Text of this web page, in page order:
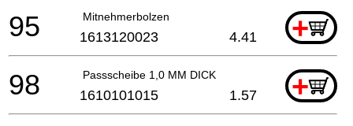
Mitnehmerbolzen +
95 1613120023 4.41
Passscheibe 1,0 MM DICK +
98 1610101015 1.57